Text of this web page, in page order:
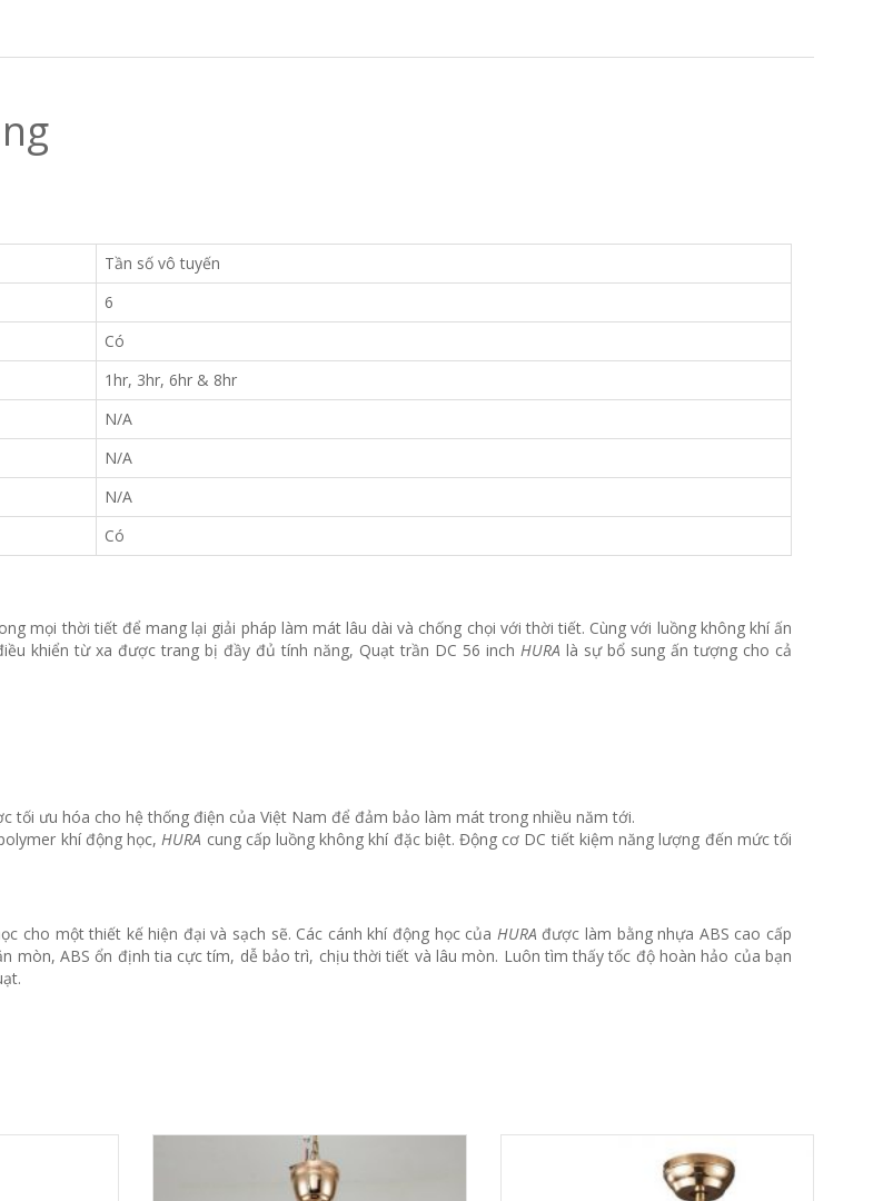
Tần số vô tuyến
6
Có
1hr, 3hr, 6hr & 8hr
N/A
N/A
N/A
Có
mọi thời tiết để mang lại giải pháp làm mát lâu dài và chống chọi với thời tiết. Cùng với luồng không khí ấn
khiển từ xa được trang bị đầy đủ tính năng, Quạt trần DC 56 inch HURA là sự bổ sung ấn tượng cho cả
tối ưu hóa cho hệ thống điện của Việt Nam để đảm bảo làm mát trong nhiều năm tới.
khí động học,HURA cung cấp luồng không khí đặc biệt.Động cơ DC tiết kiệm năng lượng đến mức tối
cho một thiết kế hiện đại và sạch sẽ. Các cánh khí động học của HURAđược làm bằng nhựa ABS cao cấp
mòn, ABS ổn định tia cực tím, dễ bảo trì, chịu thời tiết và lâu mòn. Luôn tìm thấy tốc độ hoàn hảo của bạn